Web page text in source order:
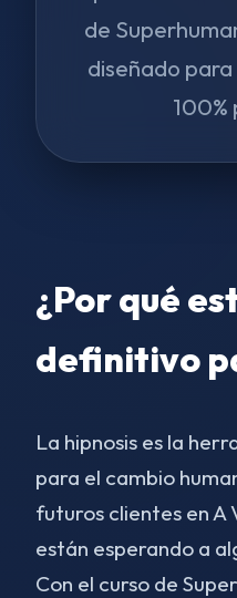
de
diseñado
100%
¿Por qué
definitivo
La hipnosis es la
para el cambio
futuros clientes en A
están esperando a
Con el curso de